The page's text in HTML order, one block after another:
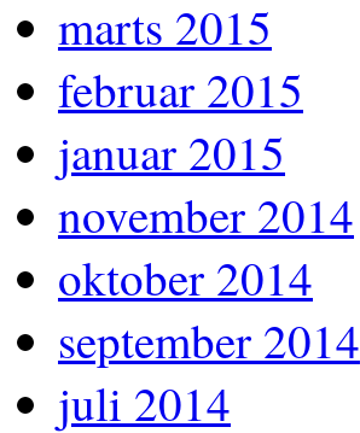
marts 2015
februar 2015
januar 2015
november 2014
oktober 2014
september 2014
juli 2014